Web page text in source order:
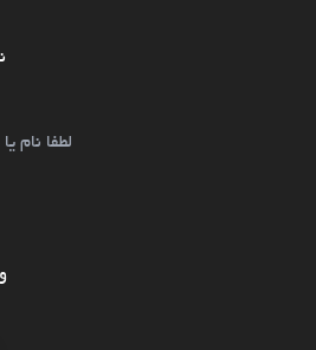
لطفا نام